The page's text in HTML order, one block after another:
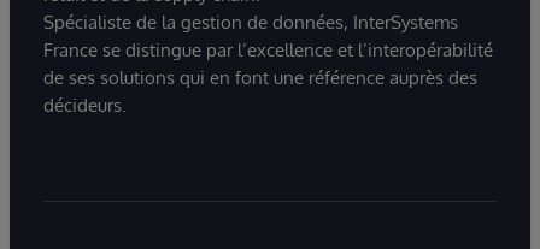
Spécialiste de la gestion de données, InterSystems
France se distingue par l’excellence et l’interopérabilité
de ses solutions qui en font une référence auprès des
décideurs.